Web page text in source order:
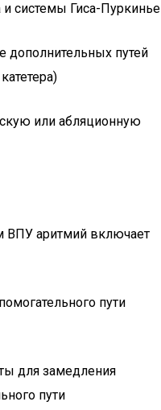
и системы Гиса-Пуркинье
дополнительных путей
или абляционную
ВПУ аритмий включает
пути
для замедления
пути